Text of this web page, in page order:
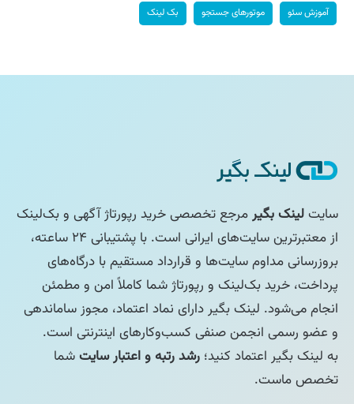
آموزش سئو موتورهای جستجو بک لینک
سایتلینک بگیرمرجع تخصصی خرید رپورتاژ آگهی و بک‌لینک
از معتبرترین سایت‌های ایرانی است. با پشتیبانی ۲۴ ساعته،
بروزرسانی مداوم سایت‌ها و قرارداد مستقیم با درگاه‌های
پرداخت، خرید بک‌لینک و رپورتاژ شما کاملاً امن و مطمئن
انجام می‌شود. لینک بگیر دارای نماد اعتماد، مجوز ساماندهی
و عضو رسمی انجمن صنفی کسب‌وکارهای اینترنتی است.
به لینک بگیر اعتماد کنید؛ رشد رتبه و اعتبار سایتشما
تخصص ماست.